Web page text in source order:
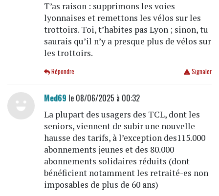
T’as raison : supprimons les voies
lyonnaises et remettons les vélos sur les
trottoirs. Toi, t’habites pas Lyon ; sinon, tu
saurais qu’il n’y a presque plus de vélos sur
les trottoirs.
Signaler
Répondre
Med69 le 08/06/2025 à 00:32
La plupart des usagers des TCL, dont les
seniors, viennent de subir une nouvelle
hausse des tarifs, à l’exception des115.000
abonnements jeunes et des 80.000
abonnements solidaires réduits (dont
bénéficient notamment les retraité-es non
imposables de plus de 60 ans)